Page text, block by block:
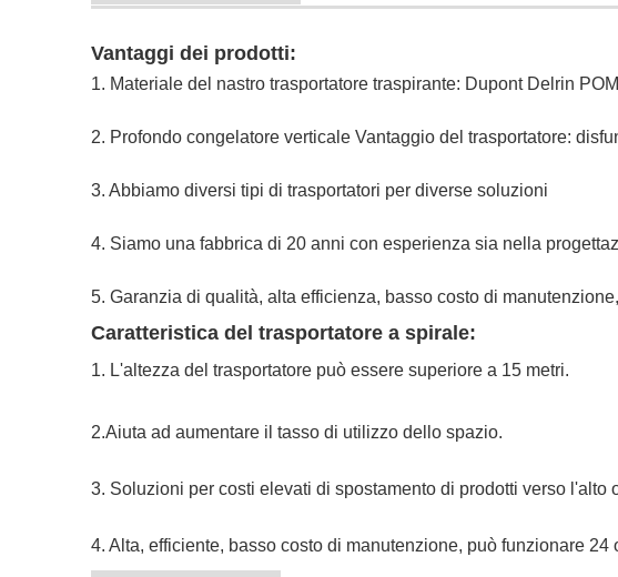
Vantaggi dei prodotti:
1. Materiale del nastro trasportatore traspirante: Dupont Delrin
2. Profondo congelatore verticale Vantaggio del trasportatore:
3. Abbiamo diversi tipi di trasportatori per diverse soluzioni
4. Siamo una fabbrica di 20 anni con esperienza sia nella
5. Garanzia di qualità, alta efficienza, basso costo di
Caratteristica del trasportatore a spirale:
1. L'altezza del trasportatore può essere superiore a 15 metri.
2.Aiuta ad aumentare il tasso di utilizzo dello spazio.
3. Soluzioni per costi elevati di spostamento di prodotti verso l'alto
4. Alta, efficiente, basso costo di manutenzione, può funzionare